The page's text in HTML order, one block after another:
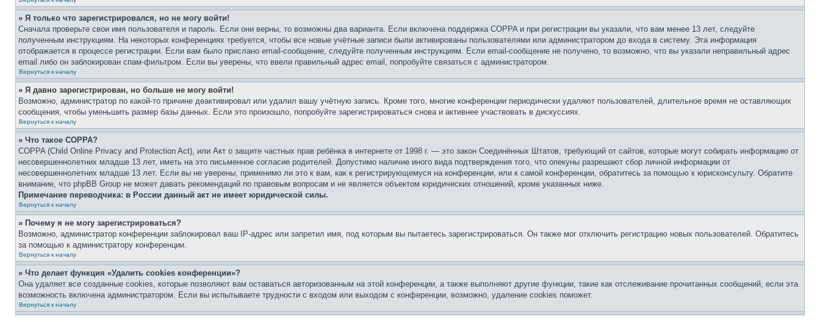
» Я только что зарегистрировался, но не могу войти!
Сначала проверьте свои имя пользователя и пароль. Если они верны, то возможны два варианта. Если включена поддержка COPPA и при регистрации вы указали, что вам менее 13 лет, следуйте
полученным инструкциям. На некоторых конференциях требуется, чтобы все новые учётные записи были активированы пользователями или администратором до входа в систему. Эта информация
отображается в процессе регистрации. Если вам было прислано email-сообщение, следуйте полученным инструкциям. Если email-сообщение не получено, то возможно, что вы указали неправильный адрес
email либо он заблокирован спам-фильтром. Если вы уверены, что ввели правильный адрес email, попробуйте связаться с администратором.
Вернуться к началу
» Я давно зарегистрирован, но больше не могу войти!
Возможно, администратор по какой-то причине деактивировал или удалил вашу учётную запись. Кроме того, многие конференции периодически удаляют пользователей, длительное время не оставляющих
сообщения, чтобы уменьшить размер базы данных. Если это произошло, попробуйте зарегистрироваться снова и активнее участвовать в дискуссиях.
Вернуться к началу
» Что такое COPPA?
COPPA (Child Online Privacy and Protection Act), или Акт о защите частных прав ребёнка в интернете от 1998 г. — это закон Соединённых Штатов, требующий от сайтов, которые могут собирать информацию от
несовершеннолетних младше 13 лет, иметь на это письменное согласие родителей. Допустимо наличие иного вида подтверждения того, что опекуны разрешают сбор личной информации от
несовершеннолетних младше 13 лет. Если вы не уверены, применимо ли это к вам, как к регистрирующемуся на конференции, или к самой конференции, обратитесь за помощью к юрисконсульту. Обратите
внимание, что phpBB Group не может давать рекомендаций по правовым вопросам и не является объектом юридических отношений, кроме указанных ниже.
Примечание переводчика: в России данный акт не имеет юридической силы.
Вернуться к началу
» Почему я не могу зарегистрироваться?
Возможно, администратор конференции заблокировал ваш IP-адрес или запретил имя, под которым вы пытаетесь зарегистрироваться. Он также мог отключить регистрацию новых пользователей. Обратитесь
за помощью к администратору конференции.
Вернуться к началу
» Что делает функция «Удалить cookies конференции»?
Она удаляет все созданные cookies, которые позволяют вам оставаться авторизованным на этой конференции, а также выполняют другие функции, такие как отслеживание прочитанных сообщений, если эта
возможность включена администратором. Если вы испытываете трудности с входом или выходом с конференции, возможно, удаление cookies поможет.
Вернуться к началу